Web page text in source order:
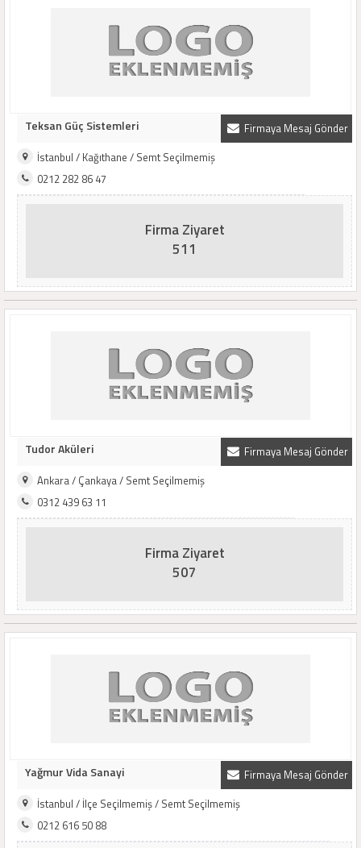
Firmaya Mesaj Gönder
Teksan Güç Sistemleri
İstanbul / Kağıthane / Semt Seçilmemiş
0212 282 86 47
Firma Ziyaret
511
Firmaya Mesaj Gönder
Tudor Aküleri
Ankara / Çankaya / Semt Seçilmemiş
0312 439 63 11
Firma Ziyaret
507
Firmaya Mesaj Gönder
Yağmur Vida Sanayi
İstanbul / İlçe Seçilmemiş / Semt Seçilmemiş
0212 616 50 88